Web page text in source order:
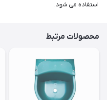
استفاده می شود.
محصولات مرتبط